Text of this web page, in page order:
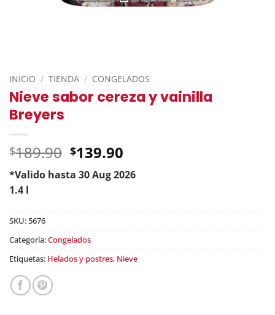
INICIO / TIENDA / CONGELADOS
Nieve sabor cereza y vainilla
Breyers
$189.90 Original
price
was:
$139.90
*Valido hasta 30 Aug 2026
Current
is:
$139.90.
1.4 l
SKU:5676
Categoría:Congelados
Etiquetas: Helados y postres, Nieve